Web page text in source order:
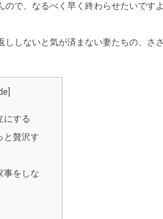
で、なるべく早く終わらせたいですよ
しないと気が済まない妻たちの、ささ
]
にする
と贅沢す
事をしな